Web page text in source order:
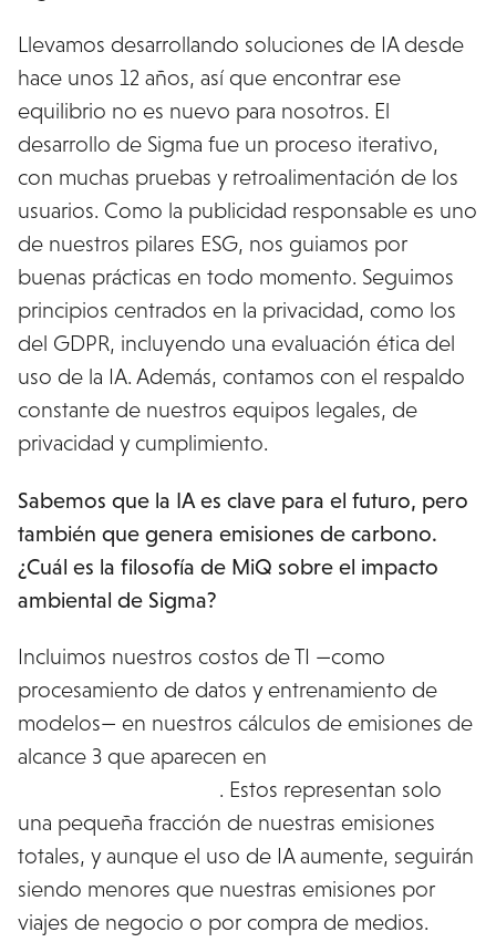
Llevamos desarrollando soluciones de IA desde
hace unos 12 años, así que encontrar ese
equilibrio no es nuevo para nosotros. El
desarrollo de Sigma fue un proceso iterativo,
con muchas pruebas y retroalimentación de los
usuarios. Como la publicidad responsable es uno
de nuestros pilares ESG, nos guiamos por
buenas prácticas en todo momento. Seguimos
principios centrados en la privacidad, como los
del GDPR, incluyendo una evaluación ética del
uso de la IA. Además, contamos con el respaldo
constante de nuestros equipos legales, de
privacidad y cumplimiento.
Sabemos que la IA es clave para el futuro, pero
también que genera emisiones de carbono.
¿Cuál es la filosofía de MiQ sobre el impacto
ambiental de Sigma?
Incluimos nuestros costos de TI —como
procesamiento de datos y entrenamiento de
modelos— en nuestros cálculos de emisiones de
alcance 3 que aparecen en
. Estos representan solo
una pequeña fracción de nuestras emisiones
totales, y aunque el uso de IA aumente, seguirán
siendo menores que nuestras emisiones por
viajes de negocio o por compra de medios.